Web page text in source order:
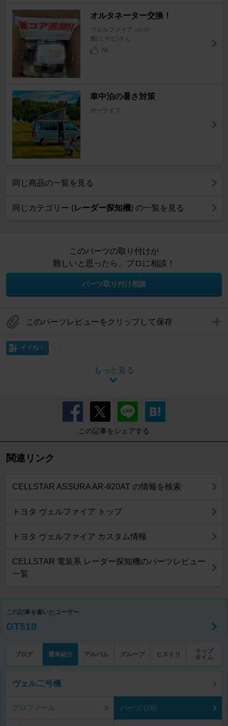
オルタネーター交換！
ヴェルファイア [20系]
雅(ミヤビ)さん
76
車中泊の暑さ対策
カーライフ
同じ商品の一覧を見る
同じカテゴリー (レーダー探知機) の一覧を見る
このパーツの取り付けが
難しいと思ったら、プロに相談！
パーツ取り付け相談
このパーツレビューをクリップして保存
イイね！
もっと見る
この記事をシェアする
関連リンク
CELLSTAR ASSURA AR-920AT の情報を検索
トヨタ ヴェルファイア トップ
トヨタ ヴェルファイア カスタム情報
CELLSTAR 電装系 レーダー探知機のパーツレビュー
一覧
この記事を書いたユーザー
GT510
ブログ 愛車紹介 アルバム グループ ヒストリ
ラップ
タイム
ヴェル二号機
プロフィール パーツ (26)